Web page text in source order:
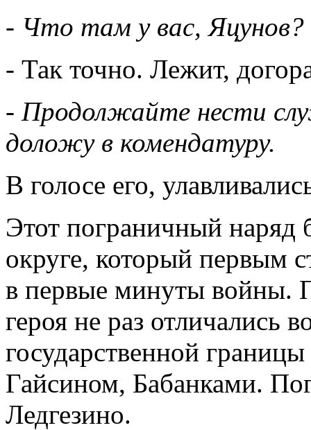
- Что там у вас,
- Так точно. Лежит,
- Продолжайте нести
доложу в комендатуру.
В голосе его,
Этот пограничный
округе, который первым
в первые минуты войны.
героя не раз отличались
государственной
Гайсином, Бабанками.
Ледгезино.